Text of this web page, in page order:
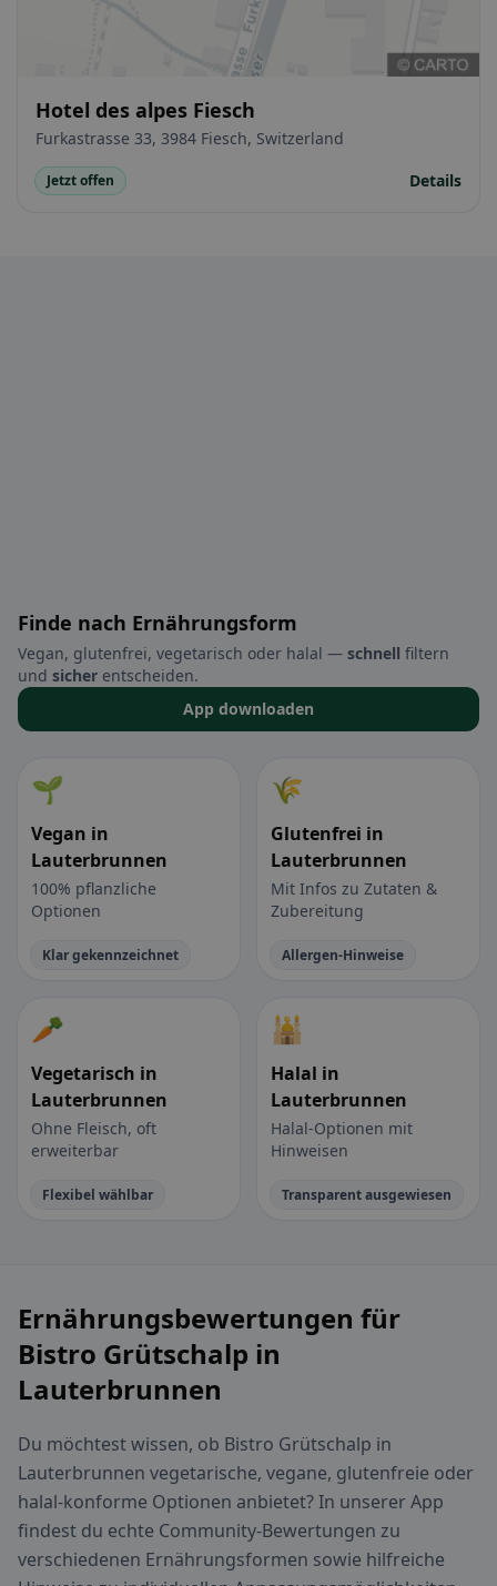
Hotel des alpes Fiesch
Furkastrasse 33, 3984 Fiesch, Switzerland
Jetzt offen Details
Finde nach Ernährungsform
Vegan, glutenfrei, vegetarisch oder halal — schnell filtern
und sicher entscheiden.
App downloaden
🌱
Vegan in
Lauterbrunnen
100% pflanzliche
Optionen
Klar gekennzeichnet
🌾
Glutenfrei in
Lauterbrunnen
Mit Infos zu Zutaten &
Zubereitung
Allergen-Hinweise
🥕
Vegetarisch in
Lauterbrunnen
Ohne Fleisch, oft
erweiterbar
Flexibel wählbar
🕌
Halal in
Lauterbrunnen
Halal-Optionen mit
Hinweisen
Transparent ausgewiesen
Ernährungsbewertungen für
Bistro Grütschalp in
Lauterbrunnen
Du möchtest wissen, ob Bistro Grütschalp in
Lauterbrunnen vegetarische, vegane, glutenfreie oder
halal-konforme Optionen anbietet? In unserer App
findest du echte Community-Bewertungen zu
verschiedenen Ernährungsformen sowie hilfreiche